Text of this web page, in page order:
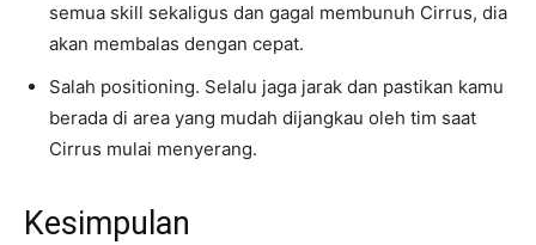
semua skill sekaligus dan gagal membunuh Cirrus, dia
akan membalas dengan cepat.
Salah positioning. Selalu jaga jarak dan pastikan kamu
berada di area yang mudah dijangkau oleh tim saat
Cirrus mulai menyerang.
Kesimpulan